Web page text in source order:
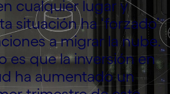
cualquier lugar y
situación ha ‘forzado’
a migrar la nube.
es que la inversión en
ha aumentado un